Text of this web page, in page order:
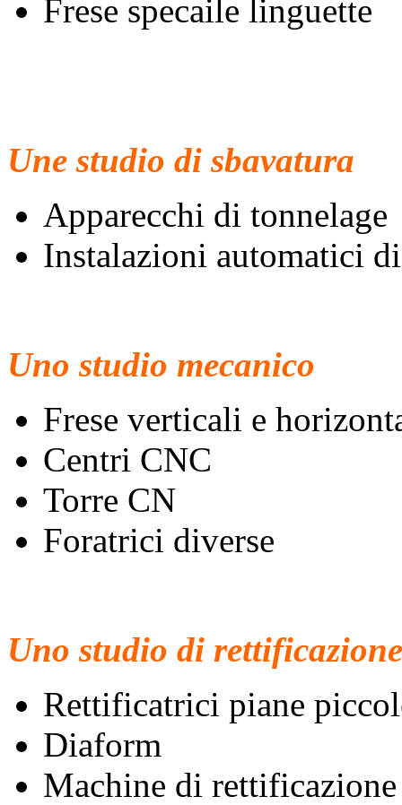
Frese specaile linguette
Une studio di sbavatura
Apparecchi di tonnelage
Instalazioni automatici
Uno studio mecanico
Frese verticali e
Centri CNC
Torre CN
Foratrici diverse
Uno studio di rettificazione
Rettificatrici piane
Diaform
Machine di